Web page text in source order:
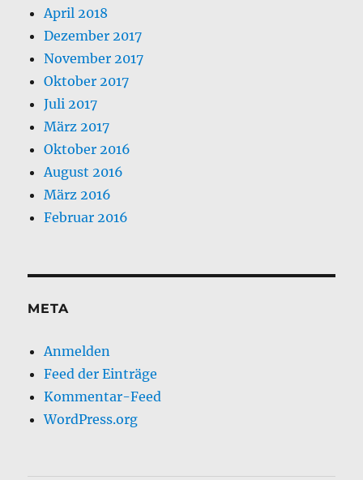
April 2018
Dezember 2017
November 2017
Oktober 2017
Juli 2017
März 2017
Oktober 2016
August 2016
März 2016
Februar 2016
META
Anmelden
Feed der Einträge
Kommentar-Feed
WordPress.org